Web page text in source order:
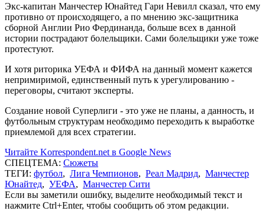
Экс-капитан Манчестер Юнайтед Гари Невилл сказал, что ему
противно от происходящего, а по мнению экс-защитника
сборной Англии Рио Фердинанда, больше всех в данной
истории пострадают болельщики. Сами болельщики уже тоже
протестуют.
И хотя риторика УЕФА и ФИФА на данный момент кажется
непримиримой, единственный путь к урегулированию -
переговоры, считают эксперты.
Создание новой Суперлиги - это уже не планы, а данность, и
футбольным структурам необходимо переходить к выработке
приемлемой для всех стратегии.
Читайте Korrespondent.net в Google News
СПЕЦТЕМА: Сюжеты
ТЕГИ: футбол, Лига Чемпионов, Реал Мадрид, Манчестер
Юнайтед, УЕФА, Манчестер Сити
Если вы заметили ошибку, выделите необходимый текст и
нажмите Ctrl+Enter, чтобы сообщить об этом редакции.